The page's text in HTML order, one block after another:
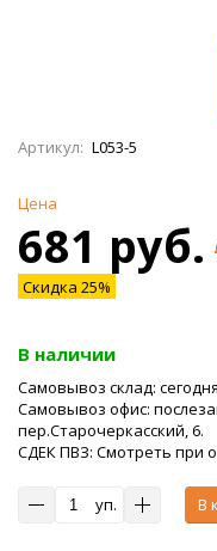
Артикул: L053-5
Цена
681 руб.
Скидка 25%
В наличии
Самовывоз склад:
Самовывоз офис:
пер.Старочеркасский, 6.
СДЕК ПВЗ: Смотреть при
уп. В